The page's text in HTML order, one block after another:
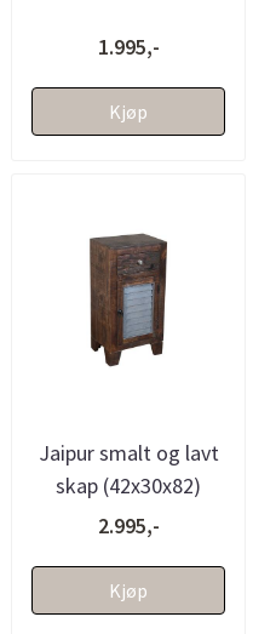
1.995,-
Kjøp
Jaipur smalt og lavt
skap (42x30x82)
2.995,-
Kjøp